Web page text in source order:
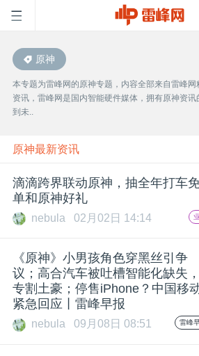
首
页
雷
峰
公
开
原神
本专题为雷峰网的原神专题，内容全部来自雷峰
资讯，雷峰网是国内智能硬件媒体，拥有原神资
到未..
原神最新资讯
滴滴跨界联动原神，抽全年打车
单和原神好礼
nebula 02月02日 14:14
《原神》小男孩角色穿黑丝引争
议；高合汽车被吐槽智能化缺失，
专割土豪；停售iPhone？中国移
紧急回应丨雷峰早报
nebula 09月08日 08:51 雷峰